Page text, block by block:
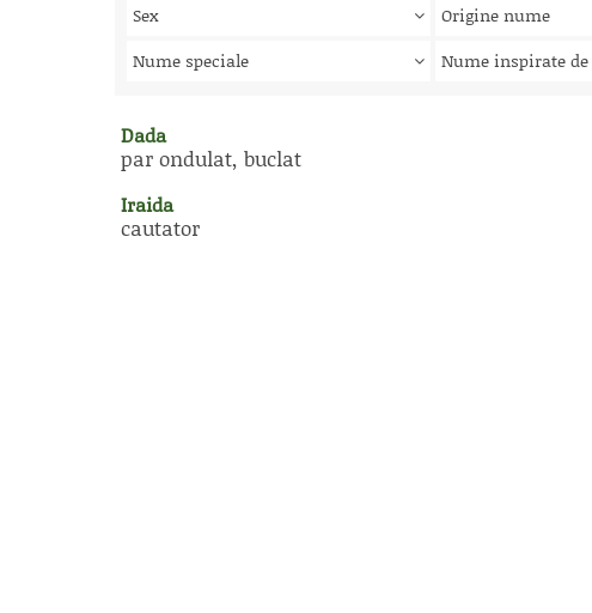
Sex Origine nume
Nume speciale
Nume inspirate de
Dada
par ondulat, buclat
Iraida
cautator